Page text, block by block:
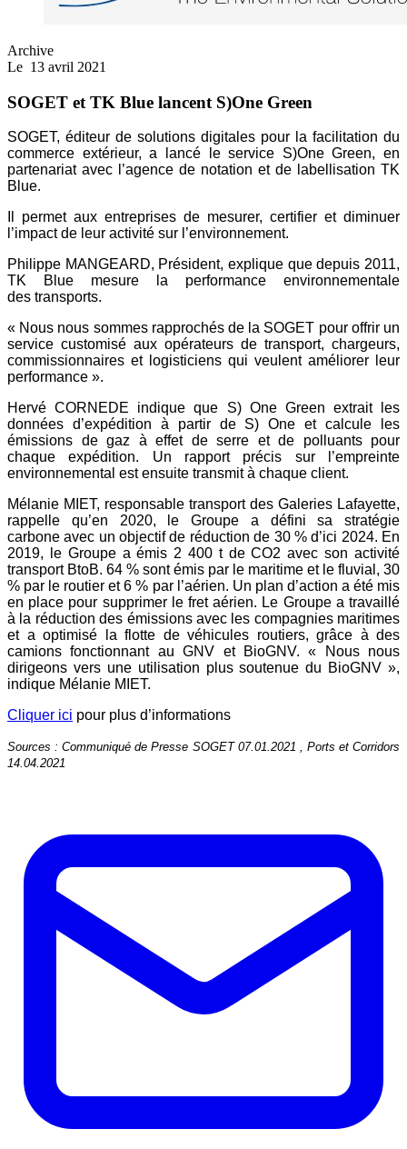
Archive
Le 13 avril 2021
SOGET et TK Blue lancent S)One Green
SOGET, éditeur de solutions digitales pour la facilitation du
commerce extérieur, a lancé le service S)One Green, en
partenariat avec l’agence de notation et de labellisation TK
Blue.
Il permet aux entreprises de mesurer, certifier et diminuer
l’impact de leur activité sur l’environnement.
Philippe MANGEARD, Président, explique que depuis 2011,
TK Blue mesure la performance environnementale
des transports.
« Nous nous sommes rapprochés de la SOGET pour offrir un
service customisé aux opérateurs de transport, chargeurs,
commissionnaires et logisticiens qui veulent améliorer leur
performance ».
Hervé CORNEDE indique que S) One Green extrait les
données d’expédition à partir de S) One et calcule les
émissions de gaz à effet de serre et de polluants pour
chaque expédition. Un rapport précis sur l’empreinte
environnemental estensuite transmit à chaque client.
Mélanie MIET, responsable transport des Galeries Lafayette,
rappelle qu’en 2020, le Groupe a défini sa stratégie
carboneavec un objectif de réduction de 30 % d’ici 2024. En
2019, le Groupe a émis 2 400 t de CO2 avec son activité
transport BtoB. 64 % sont émis par le maritime et le fluvial, 30
% par le routier et 6 % par l’aérien. Un plan d’action a été mis
en place pour supprimer le fret aérien. Le Groupe a travaillé
à la réduction des émissions avec les compagnies maritimes
et a optimisé la flotte de véhicules routiers, grâce à des
camions fonctionnant au GNV et BioGNV. « Nous nous
dirigeons vers une utilisation plus soutenue du BioGNV »,
indique Mélanie MIET.
Cliquer ici pour plus d’informations
Sources : Communiqué de Presse SOGET 07.01.2021 , Ports et Corridors
14.04.2021